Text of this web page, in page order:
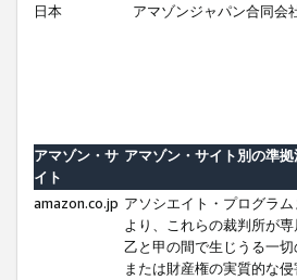
日本
アマゾンジャパン合同会
アマゾン・サ
イト
アマゾン・サイト別の準
amazon.co.jp アソシエイト・プログラ
より、これらの裁判所が
乙と甲の間で生じうる一
または財産権の実質的な